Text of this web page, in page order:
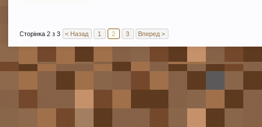
Сторінка 2 з 3 < Назад 1 2 3 Вперед >